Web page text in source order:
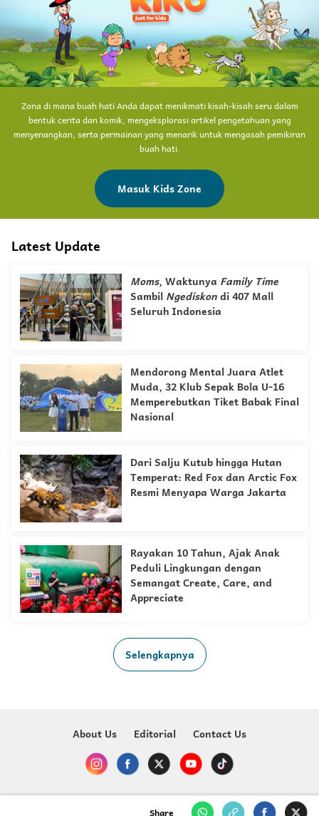
Zona di mana buah hati Anda dapat menikmati kisah-kisah seru dalam
bentuk cerita dan komik, mengeksplorasi artikel pengetahuan yang
menyenangkan, serta permainan yang menarik untuk mengasah pemikiran
buah hati.
Masuk Kids Zone
Latest Update
Moms, Waktunya Family Time
Sambil Ngediskondi 407 Mall
Seluruh Indonesia
Mendorong Mental Juara Atlet
Muda, 32 Klub Sepak Bola U-16
Memperebutkan Tiket Babak Final
Nasional
Dari Salju Kutub hingga Hutan
Temperat: Red Fox dan Arctic Fox
Resmi Menyapa Warga Jakarta
Rayakan 10 Tahun, Ajak Anak
Peduli Lingkungan dengan
Semangat Create, Care, and
Appreciate
Selengkapnya
Share
About Us Editorial Contact Us
Copyright @ 2023-2026 Just For Kids - MNC Media